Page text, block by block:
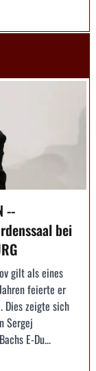
--
bei
gilt als eines
feierte er
Dies zeigte sich
Sergej
E-Du...